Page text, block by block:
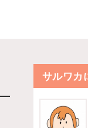
サルワカ